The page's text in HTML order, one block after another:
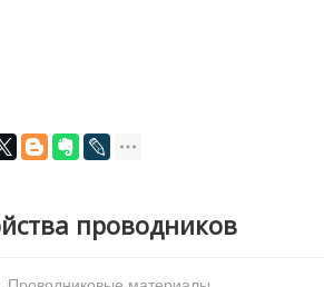
проводников